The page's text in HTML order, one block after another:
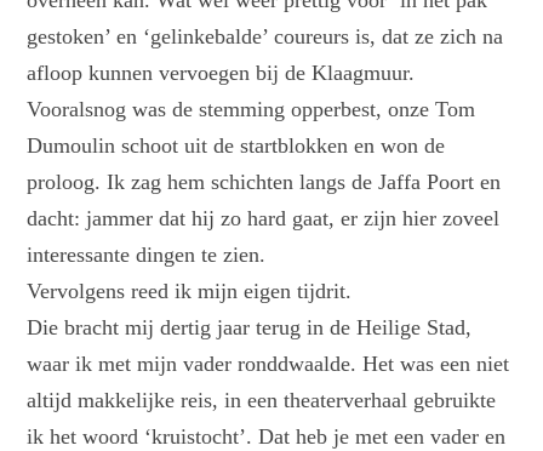
gestoken’ en ‘gelinkebalde’ coureurs is, dat ze zich na
afloop kunnen vervoegen bij de Klaagmuur.
Vooralsnog was de stemming opperbest, onze Tom
Dumoulin schoot uit de startblokken en won de
proloog. Ik zag hem schichten langs de Jaffa Poort en
dacht: jammer dat hij zo hard gaat, er zijn hier zoveel
interessante dingen te zien.
Vervolgens reed ik mijn eigen tijdrit.
Die bracht mij dertig jaar terug in de Heilige Stad,
waar ik met mijn vader ronddwaalde. Het was een niet
altijd makkelijke reis, in een theaterverhaal gebruikte
ik het woord ‘kruistocht’. Dat heb je met een vader en